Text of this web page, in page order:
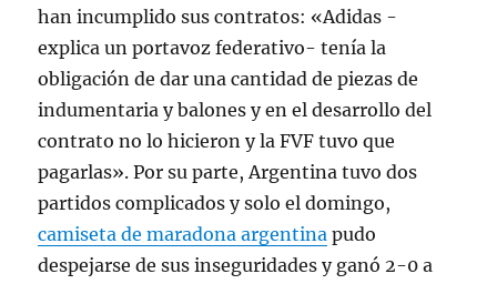
han incumplido sus contratos: «Adidas -
explica un portavoz federativo- tenía la
obligación de dar una cantidad de piezas de
indumentaria y balones y en el desarrollo del
contrato no lo hicieron y la FVF tuvo que
pagarlas». Por su parte, Argentina tuvo dos
partidos complicados y solo el domingo,
camiseta de maradona argentina pudo
despejarse de sus inseguridades y ganó 2-0 a